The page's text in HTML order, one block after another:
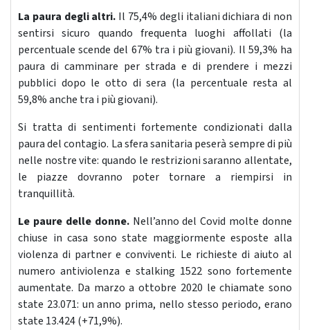
La paura degli altri. Il 75,4% degli italiani dichiara di non
sentirsi sicuro quando frequenta luoghi affollati (la
percentuale scende del 67% tra i più giovani). Il 59,3% ha
paura di camminare per strada e di prendere i mezzi
pubblici dopo le otto di sera (la percentuale resta al
59,8% anche tra i più giovani).
Si tratta di sentimenti fortemente condizionati dalla
paura del contagio. La sfera sanitaria peserà sempre di più
nelle nostre vite: quando le restrizioni saranno allentate,
le piazze dovranno poter tornare a riempirsi in
tranquillità.
Le paure delle donne. Nell’anno del Covid molte donne
chiuse in casa sono state maggiormente esposte alla
violenza di partner e conviventi. Le richieste di aiuto al
numero antiviolenza e stalking 1522 sono fortemente
aumentate. Da marzo a ottobre 2020 le chiamate sono
state 23.071: un anno prima, nello stesso periodo, erano
state 13.424 (+71,9%).